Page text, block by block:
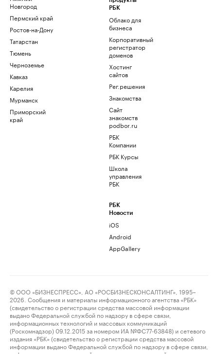
Новгород
Пермский край
Ростов-на-Дону
Татарстан
Тюмень
Черноземье
Кавказ
Карелия
Мурманск
Приморский
край
РБК
Облако для
бизнеса
Корпоративный
регистратор
доменов
Хостинг
сайтов
Рег.решения
Знакомства
Сайт
знакомств
podbor.ru
РБК
Компании
РБК Курсы
Школа
управления
РБК
РБК
Новости
iOS
Android
AppGallery
© ООО «БИЗНЕСПРЕСС», АО «РОСБИЗНЕСКОНСАЛТИНГ», 1995–
2026. Сообщения и материалы информационного агентства «РБК»
(свидетельство о регистрации средства массовой информации
выдано Федеральной службой по надзору в сфере связи,
информационных технологий и массовых коммуникаций
(Роскомнадзор) 09.12.2015 за номером ИА №ФС77-63848) и сетевого
издания «РБК» (свидетельство о регистрации средства массовой
информации выдано Федеральной службой по надзору в сфере связи,